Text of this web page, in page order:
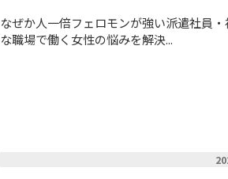
なぜか人一倍フェロモンが強い派遣社員
な職場で働く女性の悩みを解決...